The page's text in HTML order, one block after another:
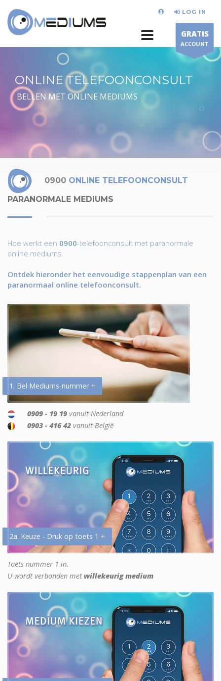
LOG IN
GRATIS
ACCOUNT
ONLINE TELEFOONCONSULT
BELLEN MET ONLINE MEDIUMS
0900 ONLINE TELEFOONCONSULT
PARANORMALE MEDIUMS
Hoe werkt een 0900-telefoonconsult met paranormale
online mediums.
Ontdek hieronder het eenvoudige stappenplan van een
paranormaal online telefoonconsult.
1. Bel Mediums-nummer +
0909 - 19 19 vanuit Nederland
0903 - 416 42 vanuit België
2a. Keuze - Druk op toets 1 +
Toets nummer 1 in.
U wordt verbonden met willekeurig medium